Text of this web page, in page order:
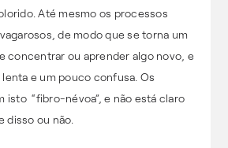
Até mesmo os processos
de modo que se torna um
concentrar ou aprender algo novo, e
e um pouco confusa. Os
isto “fibro-névoa”, e não está claro
disso ou não.